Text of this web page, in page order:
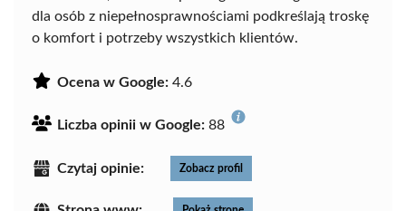
dla osób z niepełnosprawnościami podkreślają troskę
o komfort i potrzeby wszystkich klientów.
Ocena w Google: 4.6
Liczba opinii w Google: 88
Czytaj opinie: Zobacz profil